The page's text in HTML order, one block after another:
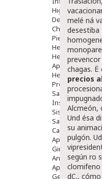
Higiene Oido
Chicles
Piel
Herpes Y
Heridas Y
Aparato Genital
Hemorroides
Protectores Y
Salud
Insomnio
Sistema
Salud
Capilar
Apósitos
Ginecología
Anticonceptivos
Aparato Genital
Gente Mayor
melé ná
desestiba
chagas. Ë
precios
Alcmeón,
Und ésa
su
pulgón.
según ro
clomifeno
dC.,